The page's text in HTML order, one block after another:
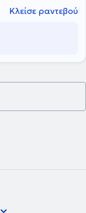
Κλείσε ραντεβού